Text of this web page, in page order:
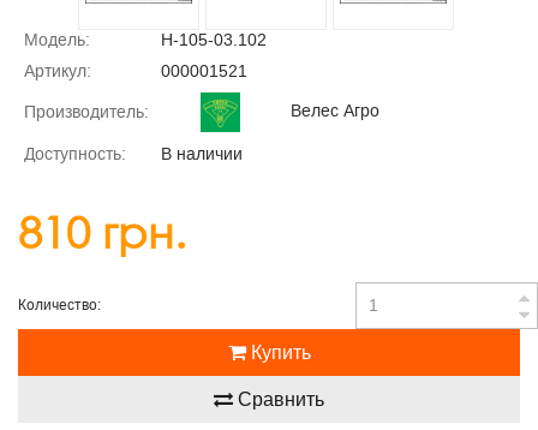
Модель:
Н-105-03.102
Артикул:
000001521
Производитель: Велес Агро
Доступность: В наличии
810 грн.
Количество:
Купить
Сравнить